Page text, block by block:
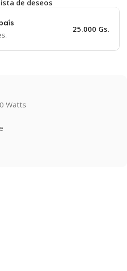
de deseos
25.000 Gs.
Watts